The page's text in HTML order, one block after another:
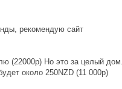
рекомендую сайт
(22000р) Но это за целый
около 250NZD (11 000р)